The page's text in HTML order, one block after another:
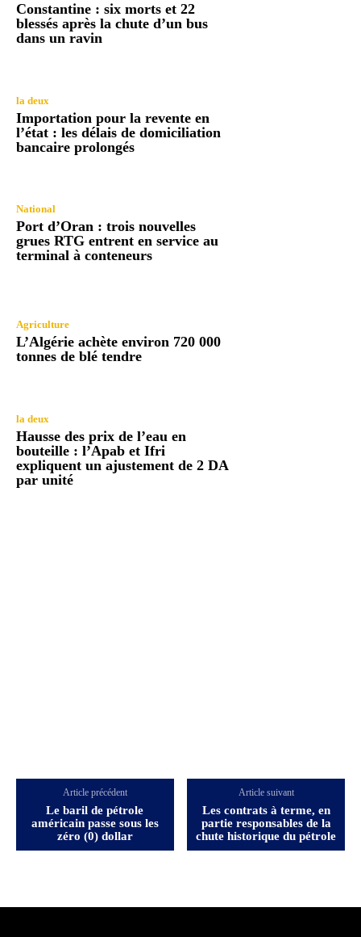
Constantine : six morts et 22
blessés après la chute d’un bus
dans un ravin
la deux
Importation pour la revente en
l’état : les délais de domiciliation
bancaire prolongés
National
Port d’Oran : trois nouvelles
grues RTG entrent en service au
terminal à conteneurs
Agriculture
L’Algérie achète environ 720 000
tonnes de blé tendre
la deux
Hausse des prix de l’eau en
bouteille : l’Apab et Ifri
expliquent un ajustement de 2 DA
par unité
Article précédent
Le baril de pétrole
américain passe sous les
zéro (0) dollar
Article suivant
Les contrats à terme, en
partie responsables de la
chute historique du pétrole